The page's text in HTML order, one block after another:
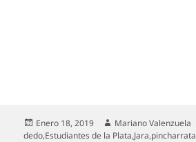
Publicado
el
Enero 18, 2019 Autor
Mariano Valenzuela
dedo,Estudiantes de la Plata,Jara,pincharrata